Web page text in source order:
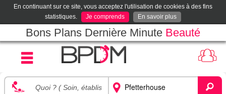
En continuant sur ce site, vous acceptez l'utilisation de cookies à des fins
statistiques.
Je comprends En savoir plus
Bons Plans Dernière Minute Beauté